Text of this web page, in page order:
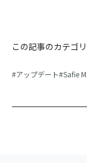
この記事のカテゴリ
アップデート Safie